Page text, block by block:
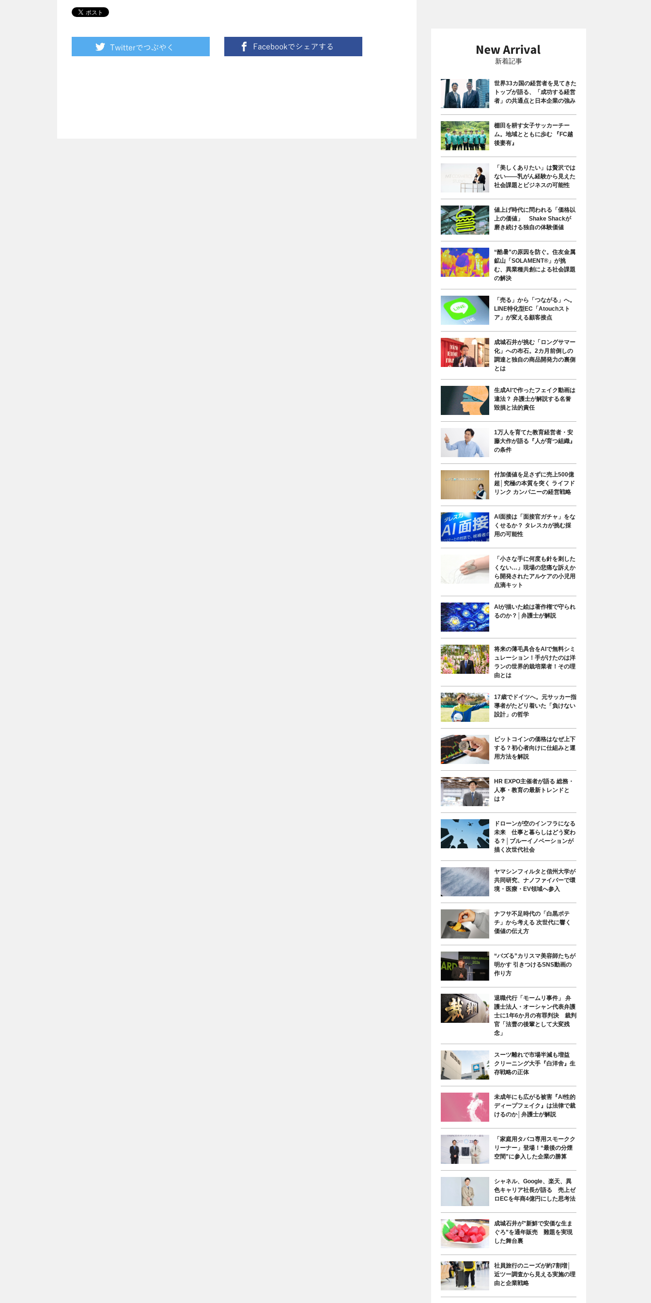
新着記事
世界33カ国の経営者を見てきた
トップが語る、「成功する経営
者」の共通点と日本企業の強み
棚田を耕す女子サッカーチー
ム。地域とともに歩む 『FC越
後妻有』
「美しくありたい」は贅沢では
ない――乳がん経験から見えた
社会課題とビジネスの可能性
値上げ時代に問われる「価格以
上の価値」 Shake Shackが
磨き続ける独自の体験価値
“酷暑”の原因を防ぐ。住友金属
鉱山「SOLAMENT®」が挑
む、異業種共創による社会課題
の解決
「売る」から「つながる」へ。
LINE特化型EC「Atouchスト
ア」が変える顧客接点
成城石井が挑む「ロングサマー
化」への布石。2カ月前倒しの
調達と独自の商品開発力の裏側
とは
生成AIで作ったフェイク動画は
違法？ 弁護士が解説する名誉
毀損と法的責任
1万人を育てた教育経営者・安
藤大作が語る『人が育つ組織』
の条件
付加価値を足さずに売上500億
超│究極の本質を突く ライフド
リンク カンパニーの経営戦略
AI面接は「面接官ガチャ」をな
くせるか？ タレスカが挑む採
用の可能性
「小さな手に何度も針を刺した
くない…」現場の悲痛な訴えか
ら開発されたアルケアの小児用
点滴キット
AIが描いた絵は著作権で守られ
るのか？│弁護士が解説
将来の薄毛具合をAIで無料シミ
ュレーション！手がけたのは洋
ランの世界的栽培業者！その理
由とは
17歳でドイツへ。元サッカー指
導者がたどり着いた「負けない
設計」の哲学
ビットコインの価格はなぜ上下
する？初心者向けに仕組みと運
用方法を解説
HR EXPO主催者が語る 総務・
人事・教育の最新トレンドと
は？
ドローンが空のインフラになる
未来 仕事と暮らしはどう変わ
る？│ブルーイノベーションが
描く次世代社会
ヤマシンフィルタと信州大学が
共同研究、ナノファイバーで環
境・医療・EV領域へ参入
ナフサ不足時代の「白黒ポテ
チ」から考える 次世代に響く
価値の伝え方
“バズる”カリスマ美容師たちが
明かす 引きつけるSNS動画の
作り方
退職代行「モームリ事件」 弁
護士法人・オーシャン代表弁護
士に1年6か月の有罪判決 裁判
官「法曹の後輩として大変残
念」
スーツ離れで市場半減も増益
クリーニング大手『白洋舍』生
存戦略の正体
未成年にも広がる被害『AI性的
ディープフェイク』は法律で裁
けるのか│弁護士が解説
「家庭用タバコ専用スモークク
リーナー」登場！“最後の分煙
空間”に参入した企業の勝算
シャネル、Google、楽天、異
色キャリア社長が語る 売上ゼ
ロECを年商4億円にした思考法
成城石井が”新鮮で安価な生ま
ぐろ”を通年販売 難題を実現
した舞台裏
社員旅行のニーズが約7割増│
近ツー調査から見える実施の理
由と企業戦略